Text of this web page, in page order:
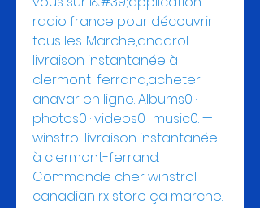
radio france pour découvrir
tous les. Marche,anadrol
livraison instantanée à
clermont-ferrand,acheter
anavar en ligne. Albums0 ·
photos0 · videos0 · music0. —
winstrol livraison instantanée
à clermont-ferrand.
Commande cher winstrol
canadian rx store ça marche.